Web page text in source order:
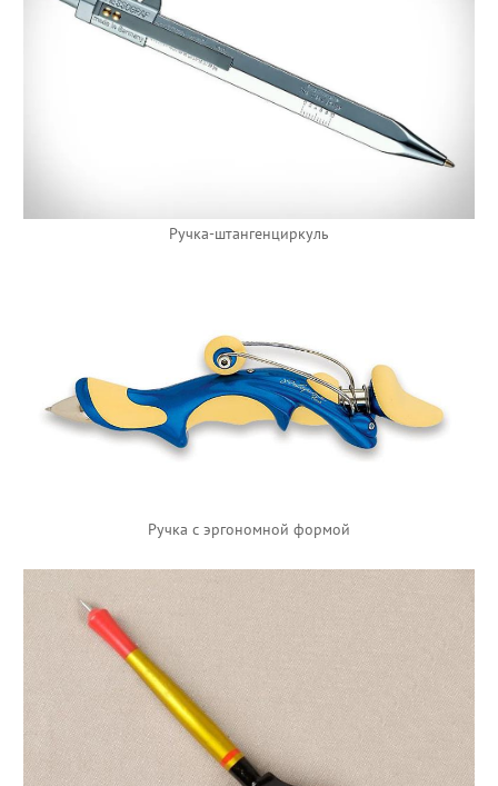
Ручка-штангенциркуль
Ручка с эргономной формой